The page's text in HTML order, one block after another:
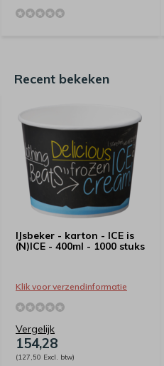
Recent bekeken
IJsbeker - karton - ICE is
(N)ICE - 400ml - 1000 stuks
Klik voor verzendinformatie
Vergelijk
154,28
(127,50 Excl. btw)